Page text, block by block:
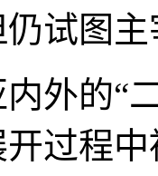
试图
内外的“
过程